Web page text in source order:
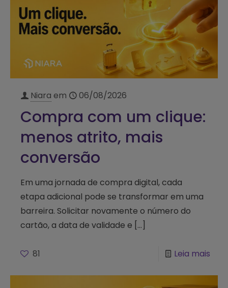
Niara em 06/08/2026
Compra com um clique:
menos atrito, mais
conversão
Em uma jornada de compra digital, cada
etapa adicional pode se transformar em uma
barreira. Solicitar novamente o número do
cartão, a data de validade e […]
81 Leia mais